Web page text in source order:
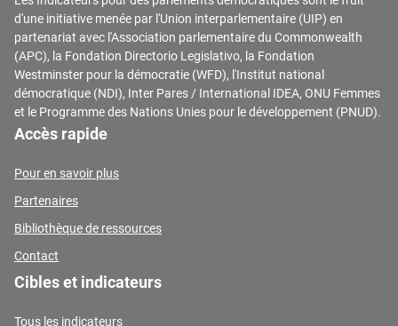
d'une initiative menée par l'Union interparlementaire (UIP) en
partenariat avec l'Association parlementaire du Commonwealth
(APC), la Fondation Directorio Legislativo, la Fondation
Westminster pour la démocratie (WFD), l'Institut national
démocratique (NDI), Inter Pares / International IDEA, ONU Femmes
et le Programme des Nations Unies pour le développement (PNUD).
Accès rapide
Pour en savoir plus
Partenaires
Bibliothèque de ressources
Contact
Cibles et indicateurs
Tous les indicateurs